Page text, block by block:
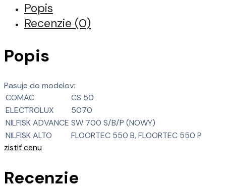
Popis
Recenzie (0)
Popis
Pasuje do modelov:
COMAC
CS 50
ELECTROLUX
5070
NILFISK ADVANCE SW 700 S/B/P (NOWY)
NILFISK ALTO
FLOORTEC 550 B, FLOORTEC 550 P
zistiť cenu
Recenzie